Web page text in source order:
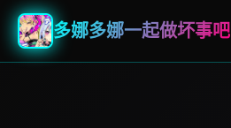
多娜多娜一起做坏事吧